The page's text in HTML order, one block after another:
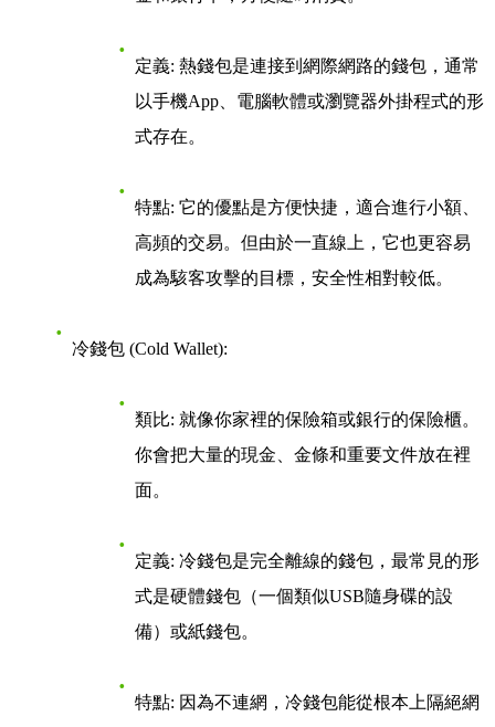
定義: 熱錢包是連接到網際網路的錢包，通常
以手機App、電腦軟體或瀏覽器外掛程式的形
式存在。
特點: 它的優點是方便快捷，適合進行小額、
高頻的交易。但由於一直線上，它也更容易
成為駭客攻擊的目標，安全性相對較低。
冷錢包 (Cold Wallet):
類比: 就像你家裡的保險箱或銀行的保險櫃。
你會把大量的現金、金條和重要文件放在裡
面。
定義: 冷錢包是完全離線的錢包，最常見的形
式是硬體錢包（一個類似USB隨身碟的設
備）或紙錢包。
特點: 因為不連網，冷錢包能從根本上隔絕網